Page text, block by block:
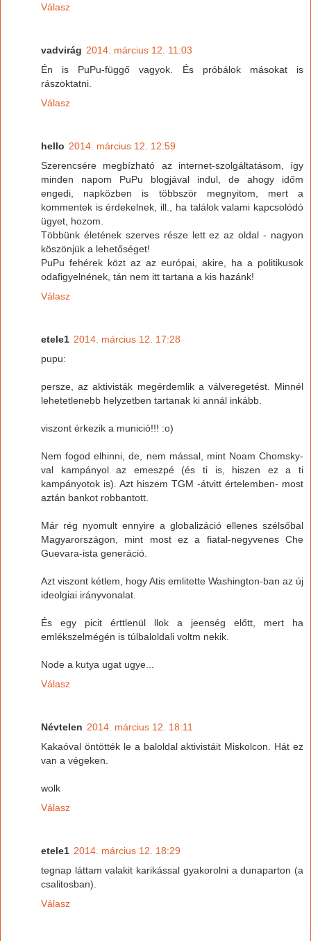
Válasz
vadvirág 2014. március 12. 11:03
Én is PuPu-függő vagyok. És próbálok másokat is
rászoktatni.
Válasz
hello 2014. március 12. 12:59
Szerencsére megbízható az internet-szolgáltatásom, így
minden napom PuPu blogjával indul, de ahogy időm
engedi, napközben is többször megnyitom, mert a
kommentek is érdekelnek, ill., ha találok valami kapcsolódó
ügyet, hozom.
Többünk életének szerves része lett ez az oldal - nagyon
köszönjük a lehetőséget!
PuPu fehérek közt az az európai, akire, ha a politikusok
odafigyelnének, tán nem itt tartana a kis hazánk!
Válasz
etele1 2014. március 12. 17:28
pupu:
persze, az aktivisták megérdemlik a válveregetést. Minnél
lehetetlenebb helyzetben tartanak ki annál inkább.
viszont érkezik a munició!!! :o)
Nem fogod elhinni, de, nem mással, mint Noam Chomsky-
val kampányol az emeszpé (és ti is, hiszen ez a ti
kampányotok is). Azt hiszem TGM -átvitt értelemben- most
aztán bankot robbantott.
Már rég nyomult ennyire a globalizáció ellenes szélsőbal
Magyarországon, mint most ez a fiatal-negyvenes Che
Guevara-ista generáció.
Azt viszont kétlem, hogy Atis emlitette Washington-ban az új
ideolgiai irányvonalat.
És egy picit érttlenül llok a jeenség előtt, mert ha
emlékszelmégén is túlbaloldali voltm nekik.
Node a kutya ugat ugye...
Válasz
Névtelen 2014. március 12. 18:11
Kakaóval öntötték le a baloldal aktivistáit Miskolcon. Hát ez
van a végeken.
wolk
Válasz
etele1 2014. március 12. 18:29
tegnap láttam valakit karikással gyakorolni a dunaparton (a
csalitosban).
Válasz